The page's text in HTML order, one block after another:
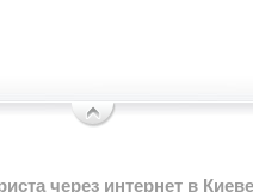
через интернет в Киеве